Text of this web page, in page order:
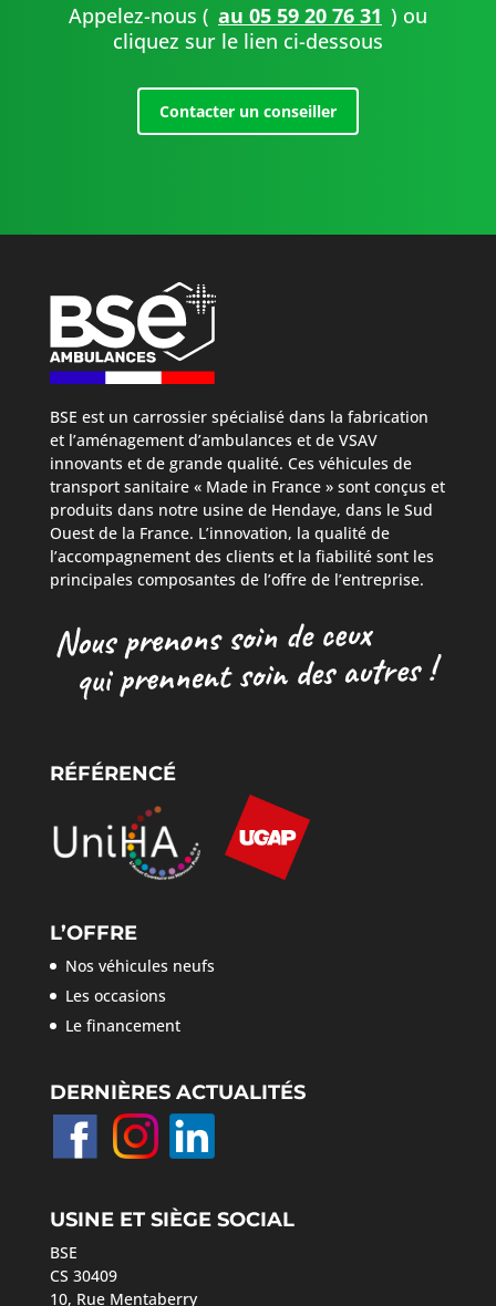
Appelez-nous ( au 05 59 20 76 31 ) ou
cliquez sur le lien ci-dessous
Contacter un conseiller
BSE est un carrossier spécialisé dans la fabrication
et l’aménagement d’ambulances et de VSAV
innovants et de grande qualité. Ces véhicules de
transport sanitaire « Made in France » sont conçus et
produits dans notre usine de Hendaye, dans le Sud
Ouest de la France. L’innovation, la qualité de
l’accompagnement des clients et la fiabilité sont les
principales composantes de l’offre de l’entreprise.
RÉFÉRENCÉ
L’OFFRE
Nos véhicules neufs
Les occasions
Le financement
DERNIÈRES ACTUALITÉS
USINE ET SIÈGE SOCIAL
BSE
CS 30409
10, Rue Mentaberry